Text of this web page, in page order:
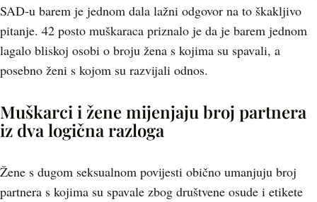
SAD-u barem je jednom dala lažni odgovor na to škakljivo
pitanje. 42 posto muškaraca priznalo je da je barem jednom
lagalo bliskoj osobi o broju žena s kojima su spavali, a
posebno ženi s kojom su razvijali odnos.
Muškarci i žene mijenjaju broj partnera
iz dva logična razloga
Žene s dugom seksualnom povijesti obično umanjuju broj
partnera s kojima su spavale zbog društvene osude i etikete